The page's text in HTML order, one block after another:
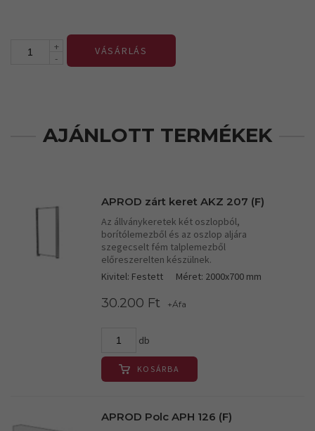
+
-
VÁSÁRLÁS
AJÁNLOTT TERMÉKEK
APROD zárt keret AKZ 207 (F)
Az állványkeretek két oszlopból,
borítólemezből és az oszlop aljára
szegecselt fém talplemezből
előreszerelten készülnek.
Kivitel: Festett
Méret: 2000x700 mm
30.200 Ft +Áfa
db
KOSÁRBA
APROD Polc APH 126 (F)